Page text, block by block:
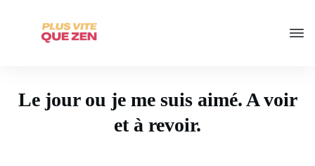
Le jour ou je me suis aimé. A voir
et à revoir.